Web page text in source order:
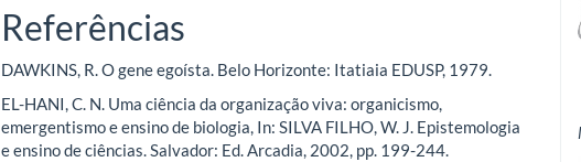
Referências
DAWKINS, R. O gene egoísta. Belo Horizonte: Itatiaia EDUSP, 1979.
EL-HANI, C. N. Uma ciência da organização viva: organicismo,
emergentismo e ensino de biologia, In: SILVA FILHO, W. J. Epistemologia
e ensino de ciências. Salvador: Ed. Arcadia, 2002, pp. 199-244.